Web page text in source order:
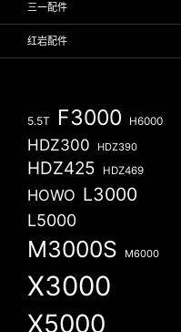
三一配件
红岩配件
5.5T F3000 H6000
HDZ300 HDZ390
HDZ425 HDZ469
HOWO L3000
L5000
M3000S M6000
X3000
X5000